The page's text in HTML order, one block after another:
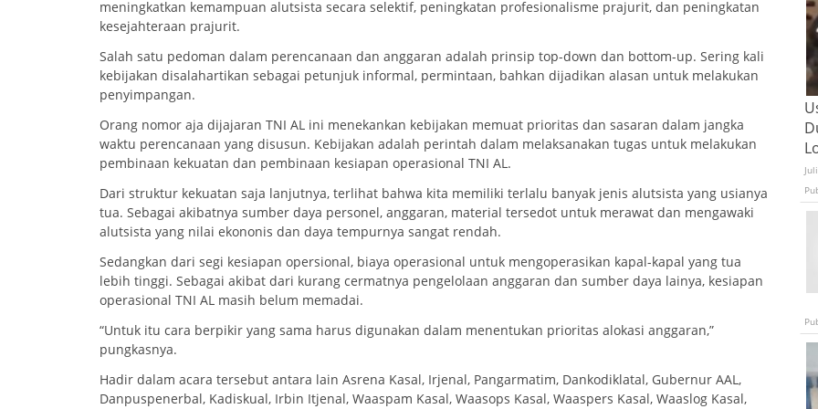
meningkatkan kemampuan alutsista secara selektif, peningkatan profesionalisme prajurit, dan peningkatan
kesejahteraan prajurit.
Salah satu pedoman dalam perencanaan dan anggaran adalah prinsip top-down dan bottom-up. Sering kali
kebijakan disalahartikan sebagai petunjuk informal, permintaan, bahkan dijadikan alasan untuk melakukan
penyimpangan.
Orang nomor aja dijajaran TNI AL ini menekankan kebijakan memuat prioritas dan sasaran dalam jangka
waktu perencanaan yang disusun. Kebijakan adalah perintah dalam melaksanakan tugas untuk melakukan
pembinaan kekuatan dan pembinaan kesiapan operasional TNI AL.
Dari struktur kekuatan saja lanjutnya, terlihat bahwa kita memiliki terlalu banyak jenis alutsista yang usianya
tua. Sebagai akibatnya sumber daya personel, anggaran, material tersedot untuk merawat dan mengawaki
alutsista yang nilai ekononis dan daya tempurnya sangat rendah.
Sedangkan dari segi kesiapan opersional, biaya operasional untuk mengoperasikan kapal-kapal yang tua
lebih tinggi. Sebagai akibat dari kurang cermatnya pengelolaan anggaran dan sumber daya lainya, kesiapan
operasional TNI AL masih belum memadai.
“Untuk itu cara berpikir yang sama harus digunakan dalam menentukan prioritas alokasi anggaran,”
pungkasnya.
Hadir dalam acara tersebut antara lain Asrena Kasal, Irjenal, Pangarmatim, Dankodiklatal, Gubernur AAL,
Danpuspenerbal, Kadiskual, Irbin Itjenal, Waaspam Kasal, Waasops Kasal, Waaspers Kasal, Waaslog Kasal,